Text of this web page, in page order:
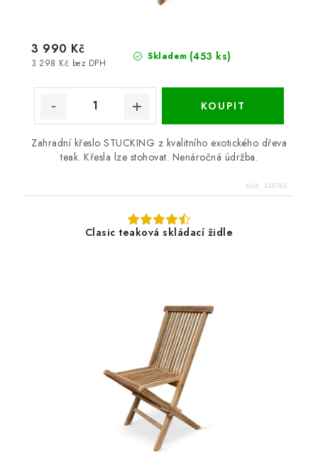
Skladem (453 ks)
3 298 Kč bez DPH
3 990 Kč
Zahradní křeslo STUCKING z kvalitního exotického dřeva
teak. Křesla lze stohovat. Nenáročná údržba.
Kód: 345745
Clasic teaková skládací židle